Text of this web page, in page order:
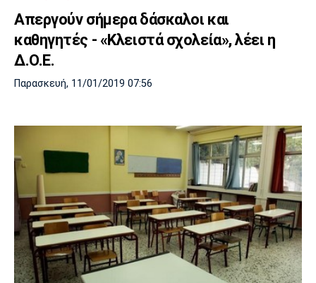
Απεργούν σήμερα δάσκαλοι και
καθηγητές - «Κλειστά σχολεία», λέει η
Δ.Ο.Ε.
Παρασκευή, 11/01/2019 07:56